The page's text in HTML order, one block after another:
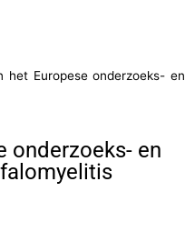
het Europese onderzoeks-
onderzoeks- en